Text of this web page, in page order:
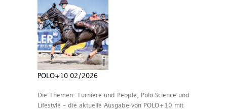
POLO+10 02/2026
Die Themen: Turniere und People, Polo Science und
Lifestyle – die aktuelle Ausgabe von POLO+10 mit